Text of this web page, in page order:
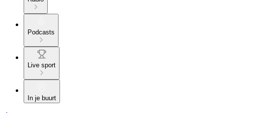
Podcasts
Live sport
In je buurt